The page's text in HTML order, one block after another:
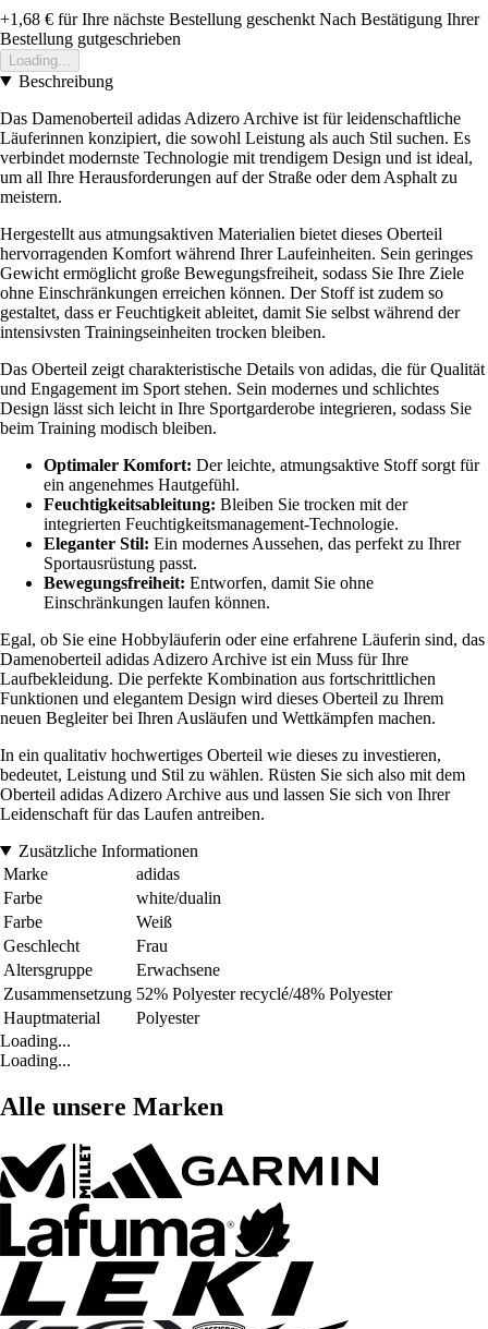
+1,68 € für Ihre nächste Bestellung geschenkt Nach Bestätigung Ihrer
Bestellung gutgeschrieben
Loading...
Beschreibung
Das Damenoberteil adidas Adizero Archive ist für leidenschaftliche
Läuferinnen konzipiert, die sowohl Leistung als auch Stil suchen. Es
verbindet modernste Technologie mit trendigem Design und ist ideal,
um all Ihre Herausforderungen auf der Straße oder dem Asphalt zu
meistern.
Hergestellt aus atmungsaktiven Materialien bietet dieses Oberteil
hervorragenden Komfort während Ihrer Laufeinheiten. Sein geringes
Gewicht ermöglicht große Bewegungsfreiheit, sodass Sie Ihre Ziele
ohne Einschränkungen erreichen können. Der Stoff ist zudem so
gestaltet, dass er Feuchtigkeit ableitet, damit Sie selbst während der
intensivsten Trainingseinheiten trocken bleiben.
Das Oberteil zeigt charakteristische Details von adidas, die für Qualität
und Engagement im Sport stehen. Sein modernes und schlichtes
Design lässt sich leicht in Ihre Sportgarderobe integrieren, sodass Sie
beim Training modisch bleiben.
Optimaler Komfort: Der leichte, atmungsaktive Stoff sorgt für
ein angenehmes Hautgefühl.
Feuchtigkeitsableitung: Bleiben Sie trocken mit der
integrierten Feuchtigkeitsmanagement-Technologie.
Eleganter Stil: Ein modernes Aussehen, das perfekt zu Ihrer
Sportausrüstung passt.
Bewegungsfreiheit: Entworfen, damit Sie ohne
Einschränkungen laufen können.
Egal, ob Sie eine Hobbyläuferin oder eine erfahrene Läuferin sind, das
Damenoberteil adidas Adizero Archive ist ein Muss für Ihre
Laufbekleidung. Die perfekte Kombination aus fortschrittlichen
Funktionen und elegantem Design wird dieses Oberteil zu Ihrem
neuen Begleiter bei Ihren Ausläufen und Wettkämpfen machen.
In ein qualitativ hochwertiges Oberteil wie dieses zu investieren,
bedeutet, Leistung und Stil zu wählen. Rüsten Sie sich also mit dem
Oberteil adidas Adizero Archive aus und lassen Sie sich von Ihrer
Leidenschaft für das Laufen antreiben.
Zusätzliche Informationen
Marke
adidas
Farbe
white/dualin
Farbe
Weiß
Geschlecht
Frau
Altersgruppe
Erwachsene
Zusammensetzung 52% Polyester recyclé/48% Polyester
Hauptmaterial
Polyester
Loading...
Loading...
Alle unsere Marken